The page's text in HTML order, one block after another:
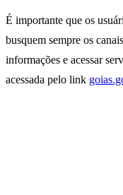
É importante que os
busquem sempre os
informações e acessar
acessada pelo link